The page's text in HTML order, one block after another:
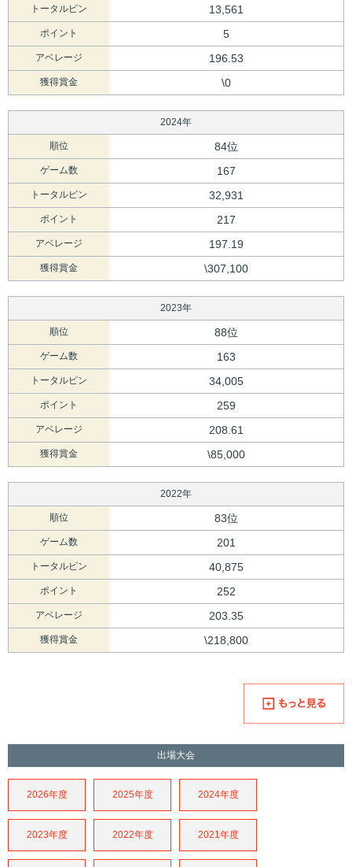
トータルピン 13,561
ポイント 5
アベレージ 196.53
獲得賞金 \0
2024年
順位 84位
ゲーム数 167
トータルピン 32,931
ポイント 217
アベレージ 197.19
獲得賞金 \307,100
2023年
順位 88位
ゲーム数 163
トータルピン 34,005
ポイント 259
アベレージ 208.61
獲得賞金 \85,000
2022年
順位 83位
ゲーム数 201
トータルピン 40,875
ポイント 252
アベレージ 203.35
獲得賞金 \218,800
出場大会
2026年度 2025年度 2024年度
2023年度 2022年度 2021年度